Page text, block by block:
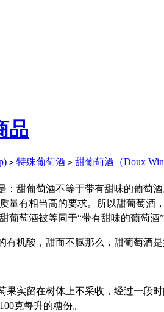
品
> 特殊葡萄酒 > 甜葡萄酒（Doux
：甜葡萄酒不等于带有甜味的葡
量有相当高的要求。所以甜葡萄酒
葡萄酒被等同于“带有甜味的葡萄酒
有机酸，甜而不腻那么，甜葡萄酒
果实留在树体上不采收，经过一段
克每升的糖份。